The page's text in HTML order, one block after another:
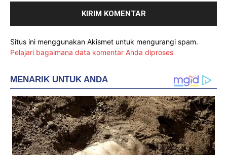
Situs ini menggunakan Akismet untuk mengurangi spam.
Pelajari bagaimana data komentar Anda diproses